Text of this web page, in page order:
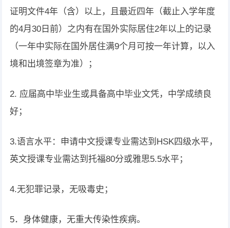
证明文件4年（含）以上，且最近四年（截止入学年度
的4月30日前）之内有在国外实际居住2年以上的记录
（一年中实际在国外居住满9个月可按一年计算，以入
境和出境签章为准）；
2. 应届高中毕业生或具备高中毕业文凭，中学成绩良
好；
3.语言水平：申请中文授课专业需达到HSK四级水平，
英文授课专业需达到托福80分或雅思5.5水平；
4.无犯罪记录，无吸毒史；
5．身体健康，无重大传染性疾病。